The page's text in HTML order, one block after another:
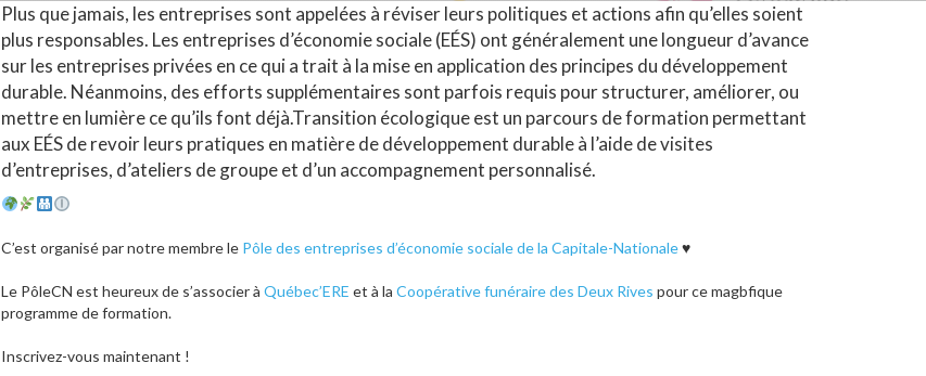
Plus que jamais, les entreprises sont appelées à réviser leurs politiques et actions afin qu’elles soient
plus responsables. Les entreprises d’économie sociale (EÉS) ont généralement une longueur d’avance
sur les entreprises privées en ce qui a trait à la mise en application des principes du développement
durable. Néanmoins, des efforts supplémentaires sont parfois requis pour structurer, améliorer, ou
mettre en lumière ce qu’ils font déjà.Transition écologique est un parcours de formation permettant
aux EÉS de revoir leurs pratiques en matière de développement durable à l’aide de visites
d’entreprises, d’ateliers de groupe et d’un accompagnement personnalisé.
C’est organisé par notre membre le Pôle des entreprises d’économie sociale de la Capitale-Nationale♥
Le PôleCN est heureux de s’associer à Québec’ERE et à la Coopérative funéraire des Deux Rives pour ce magbfique
programme de formation.
Inscrivez-vous maintenant !